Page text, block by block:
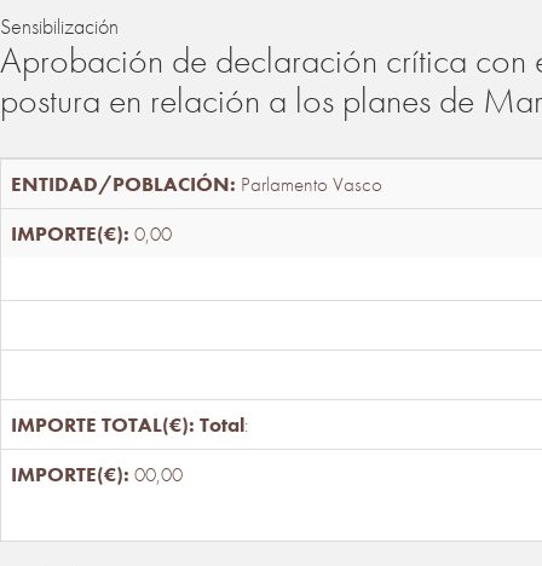
Sensibilización
Aprobación de declaración crítica con
postura en relación a los planes de
Parlamento Vasco
0,00
Total:
00,00